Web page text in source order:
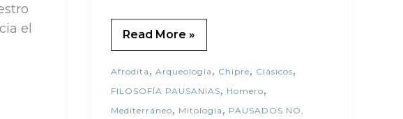
Read More »
Afrodita , Arqueologia , Chipre, Clásicos,
FILOSOFÍA PAUSANIAS, Homero,
Mediterráneo, Mitología , PAUSADOS NO,
el